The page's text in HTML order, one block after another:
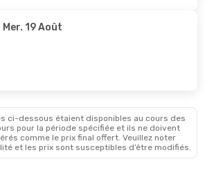
Mer. 19 Août
ci-dessous étaient disponibles au cours des
pour la période spécifiée et ils ne doivent
comme le prix final offert. Veuillez noter
et les prix sont susceptibles d’être modifiés.